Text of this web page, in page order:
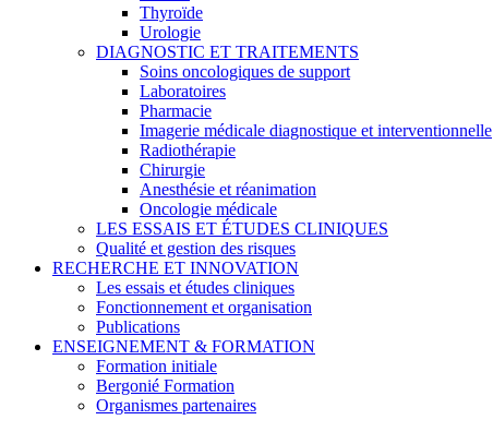
Thyroïde
Urologie
DIAGNOSTIC ET TRAITEMENTS
Soins oncologiques de support
Laboratoires
Pharmacie
Imagerie médicale diagnostique et interventionnelle
Radiothérapie
Chirurgie
Anesthésie et réanimation
Oncologie médicale
LES ESSAIS ET ÉTUDES CLINIQUES
Qualité et gestion des risques
RECHERCHE ET INNOVATION
Les essais et études cliniques
Fonctionnement et organisation
Publications
ENSEIGNEMENT & FORMATION
Formation initiale
Bergonié Formation
Organismes partenaires